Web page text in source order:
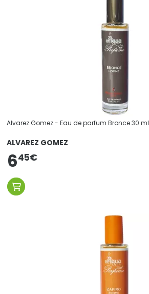
Alvarez Gomez - Eau de parfum Bronce 30 ml
ALVAREZ GOMEZ
645€